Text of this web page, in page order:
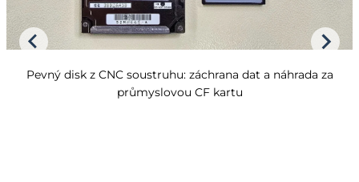
Pevný disk z CNC soustruhu: záchrana dat a náhrada za
průmyslovou CF kartu